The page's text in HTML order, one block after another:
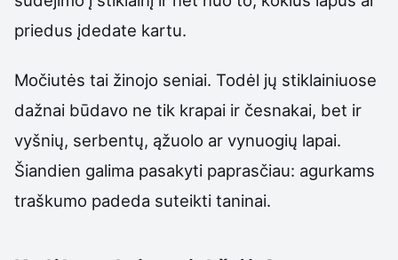
priedus įdedate kartu.
Močiutės tai žinojo seniai. Todėl jų stiklainiuose
dažnai būdavo ne tik krapai ir česnakai, bet ir
vyšnių, serbentų, ąžuolo ar vynuogių lapai.
Šiandien galima pasakyti paprasčiau: agurkams
traškumo padeda suteikti taninai.